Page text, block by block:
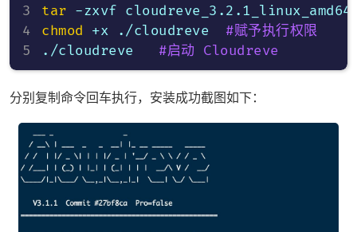
tar -zxvf
chmod +x ./cloudreve #赋予执行权限
./cloudreve #启动 Cloudreve
分别复制命令回车执行，安装成功截图如下：